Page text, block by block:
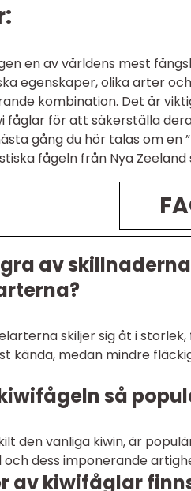
en av världens mest
egenskaper, olika arter
kombination. Det är
fåglar för att säkerställa
gång du hör talas om
fågeln från Nya
av
skiljer sig åt i
kända, medan mindre
så
den vanliga kiwin, är
och dess imponerande
av kiwifåglar